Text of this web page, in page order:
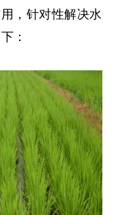
，针对性解决水
：